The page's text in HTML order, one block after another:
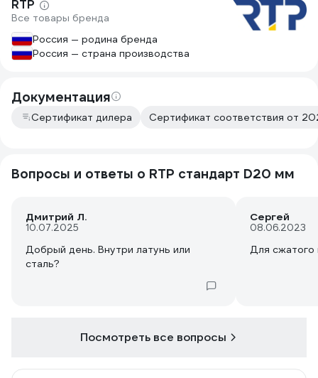
RTP
Все товары бренда
Россия — родина бренда
Россия — страна производства
Документация
Сертификат дилера Сертификат соответствия от
Вопросы и ответы о RTP стандарт D20 мм
Дмитрий Л.
10.07.2025
Добрый день. Внутри латунь или
сталь?
Сергей
08.06.2023
Для сжатого
Посмотреть все вопросы